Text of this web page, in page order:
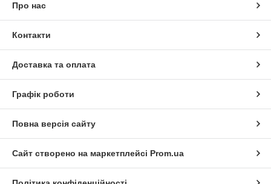
Про нас
Контакти
Доставка та оплата
Графік роботи
Повна версія сайту
Сайт створено на маркетплейсі Prom.ua